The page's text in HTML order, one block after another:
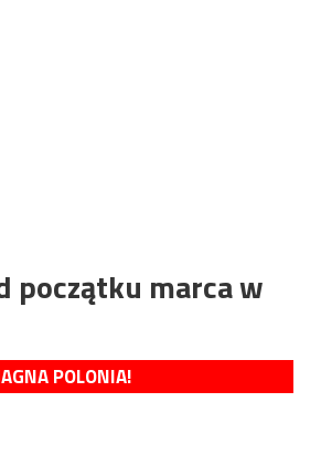
początku marca w
POLONIA!